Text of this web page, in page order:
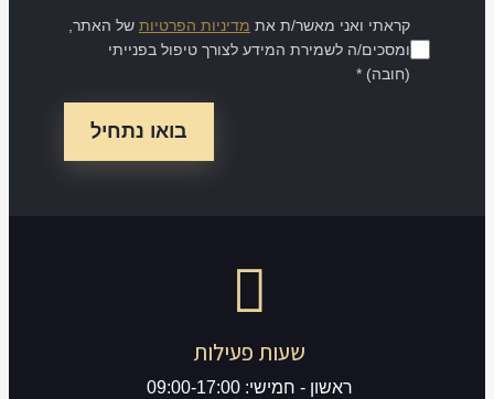
קראתי ואני מאשר/ת את מדיניות הפרטיות של האתר,
ומסכים/ה לשמירת המידע לצורך טיפול בפנייתי
(חובה) *
שעות פעילות
ראשון - חמישי: 09:00-17:00